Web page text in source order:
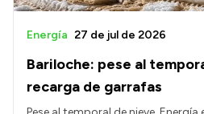
Bariloche: pese al
recarga de garrafas
Energía 27 de jul de 2026